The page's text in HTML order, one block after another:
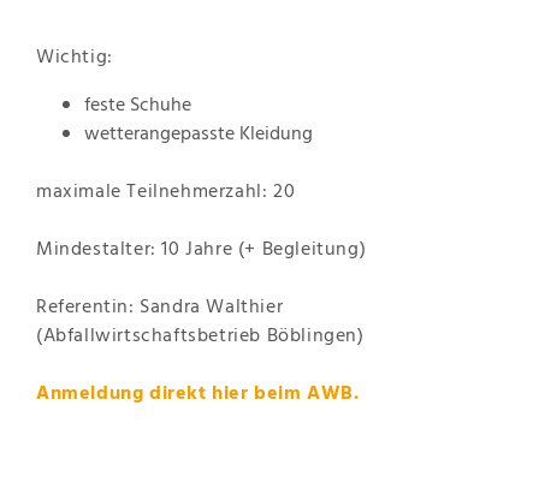
Wichtig:
feste Schuhe
wetterangepasste Kleidung
maximale Teilnehmerzahl: 20
Mindestalter: 10 Jahre (+ Begleitung)
Referentin: Sandra Walthier
(Abfallwirtschaftsbetrieb Böblingen)
Anmeldung direkt hier beim AWB.